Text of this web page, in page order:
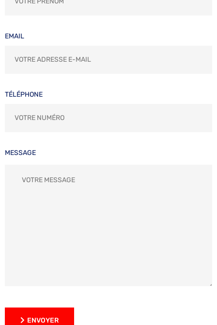
EMAIL
TÉLÉPHONE
MESSAGE
ENVOYER